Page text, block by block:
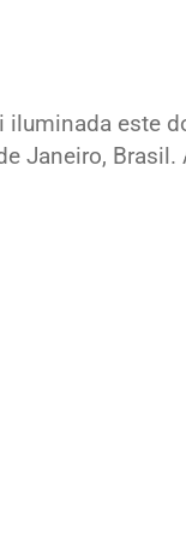
iluminada este
Janeiro,